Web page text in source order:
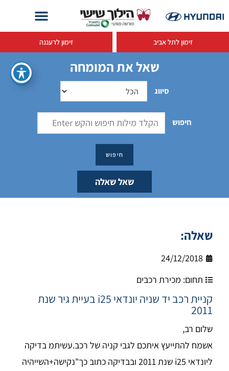
זימון לתל אביב זימון לרעננה
שאל את המומחה
סיווג
חיפוש
שאל שאלה
שאלה:
24/12/2018
תחום: מכירת רכבים
קניית רכב יד שניה יונדאי i25 בעיית גיר שנת
2011
שלום רב,
אשמח להתייעץ איתכם לגבי קניה של רכב.עשיתמ בדיקה
ליונדאי i25 שנת 2011 ובבדיקה כתוב כך"נקישה+השייהיה